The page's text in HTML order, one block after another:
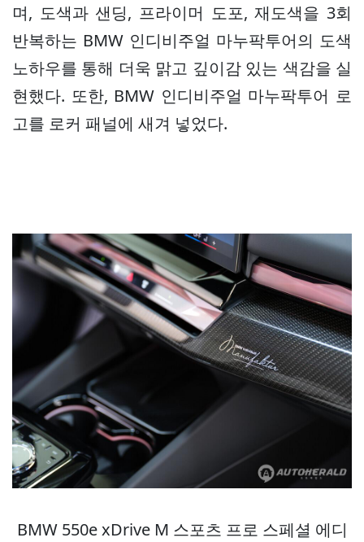
며, 도색과 샌딩, 프라이머 도포, 재도색을 3회
반복하는 BMW 인디비주얼 마누팍투어의 도색
노하우를 통해 더욱 맑고 깊이감 있는 색감을 실
현했다. 또한, BMW 인디비주얼 마누팍투어 로
고를 로커 패널에 새겨 넣었다.
BMW 550e xDrive M 스포츠 프로 스페셜 에디